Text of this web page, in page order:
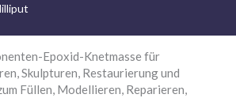
Epoxid-Knetmasse für
Skulpturen, Restaurierung und
Füllen, Modellieren, Reparieren,